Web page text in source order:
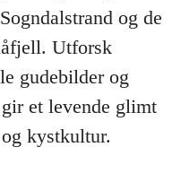
og de
Utforsk
gudebilder og
et levende glimt
kystkultur.